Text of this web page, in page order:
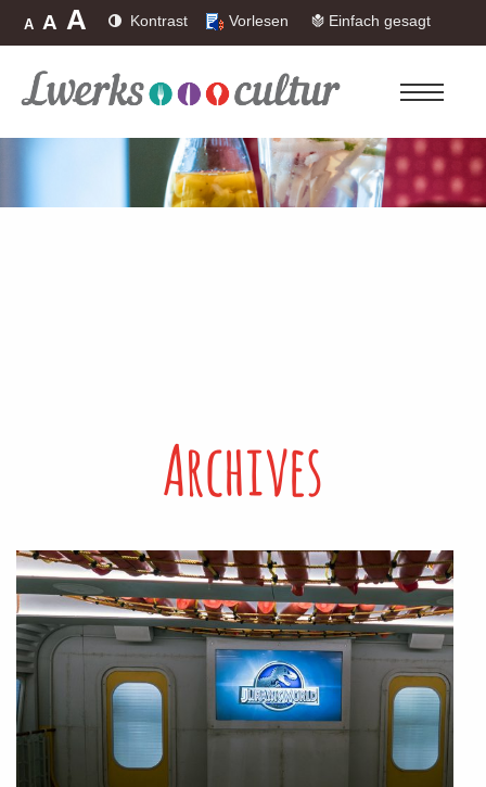
Einfach gesagt
Vorlesen
Kontrast
A A A
Archives